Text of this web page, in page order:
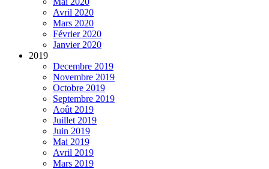
Avril 2020
Mars 2020
Février 2020
Janvier 2020
2019
Decembre 2019
Novembre 2019
Octobre 2019
Septembre 2019
Août 2019
Juillet 2019
Juin 2019
Mai 2019
Avril 2019
Mars 2019